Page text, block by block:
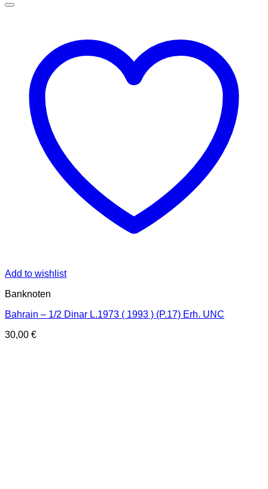
Add to wishlist
Banknoten
Bahrain – 1/2 Dinar L.1973 ( 1993 ) (P.17) Erh. UNC
30,00 €